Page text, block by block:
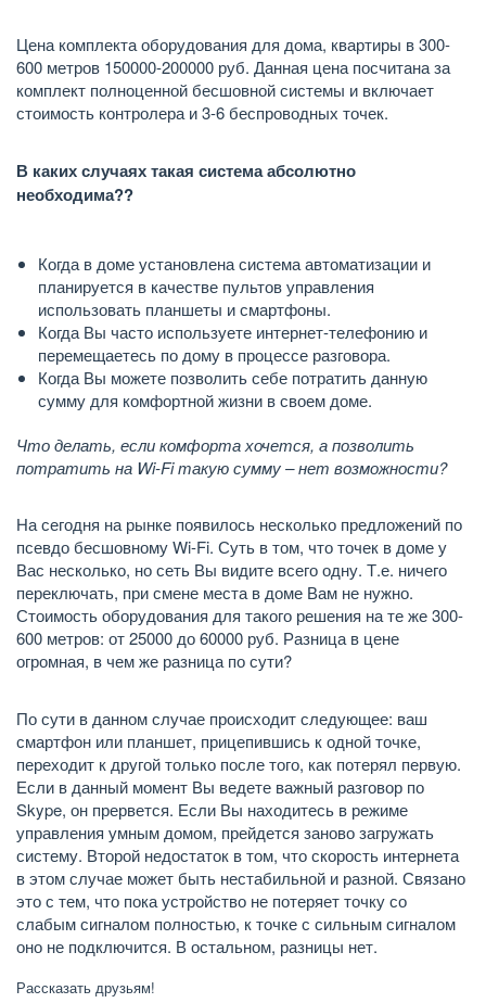
Цена комплекта оборудования для дома, квартиры в 300-
600 метров 150000-200000 руб. Данная цена посчитана за
комплект полноценной бесшовной системы и включает
стоимость контролера и 3-6 беспроводных точек.
В каких случаях такая система абсолютно
необходима??
Когда в доме установлена система автоматизации и
планируется в качестве пультов управления
использовать планшеты и смартфоны.
Когда Вы часто используете интернет-телефонию и
перемещаетесь по дому в процессе разговора.
Когда Вы можете позволить себе потратить данную
сумму для комфортной жизни в своем доме.
Что делать, если комфорта хочется, а позволить
потратить на Wi-Fi такую сумму – нет возможности?
На сегодня на рынке появилось несколько предложений по
псевдо бесшовному Wi-Fi. Суть в том, что точек в доме у
Вас несколько, но сеть Вы видите всего одну. Т.е. ничего
переключать, при смене места в доме Вам не нужно.
Стоимость оборудования для такого решения на те же 300-
600 метров: от 25000 до 60000 руб. Разница в цене
огромная, в чем же разница по сути?
По сути в данном случае происходит следующее: ваш
смартфон или планшет, прицепившись к одной точке,
переходит к другой только после того, как потерял первую.
Если в данный момент Вы ведете важный разговор по
Skype, он прервется. Если Вы находитесь в режиме
управления умным домом, прейдется заново загружать
систему. Второй недостаток в том, что скорость интернета
в этом случае может быть нестабильной и разной. Связано
это с тем, что пока устройство не потеряет точку со
слабым сигналом полностью, к точке с сильным сигналом
оно не подключится. В остальном, разницы нет.
Рассказать друзьям!